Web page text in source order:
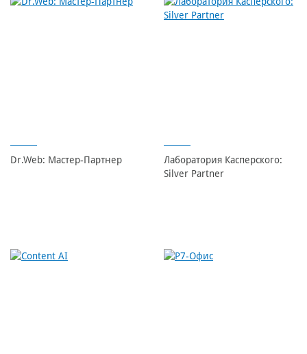
Dr.Web: Мастер-Партнер
Лаборатория Касперского:
Silver Partner